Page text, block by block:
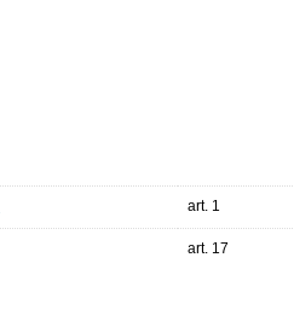
art. 1
art. 17